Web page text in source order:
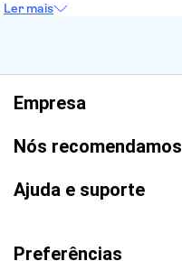
Torre de Belém
Ler mais
Empresa
Nós recomendamos
Ajuda e suporte
Preferências